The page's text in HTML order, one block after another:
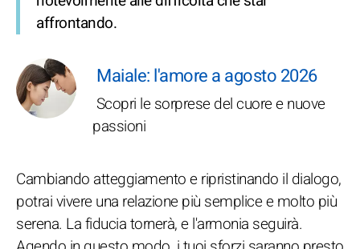
affrontando.
Maiale: l'amore a agosto 2026
Scopri le sorprese del cuore e nuove
passioni
Cambiando atteggiamento e ripristinando il dialogo,
potrai vivere una relazione più semplice e molto più
serena. La fiducia tornerà, e l'armonia seguirà.